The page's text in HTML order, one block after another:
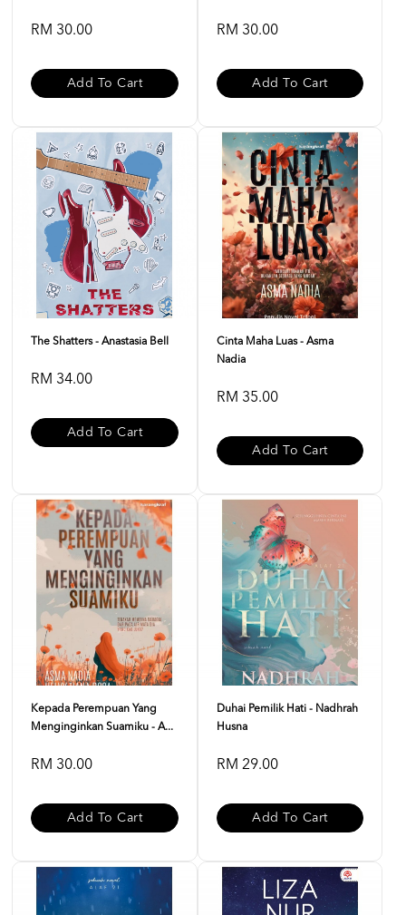
RM 30.00
Add To Cart
RM 30.00
Add To Cart
The Shatters - Anastasia Bell
RM 34.00
Add To Cart
Cinta Maha Luas - Asma
Nadia
RM 35.00
Add To Cart
Kepada Perempuan Yang
Menginginkan Suamiku - A...
RM 30.00
Add To Cart
Duhai Pemilik Hati - Nadhrah
Husna
RM 29.00
Add To Cart